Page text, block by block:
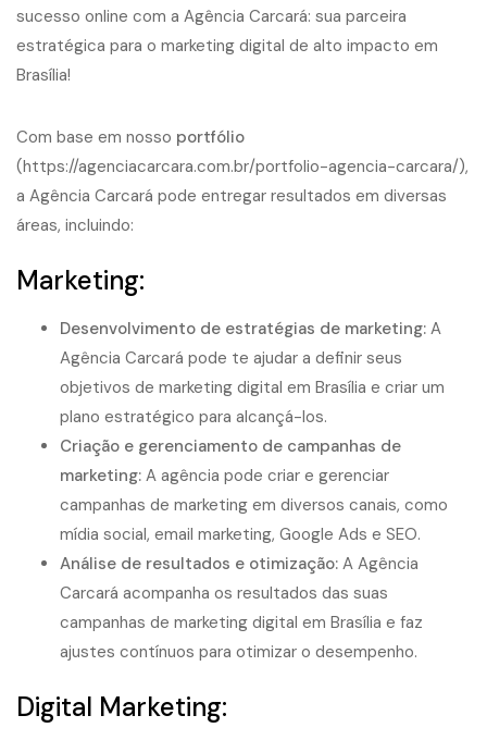
Com base em nosso portfólio
(https://agenciacarcara.com.br/portfolio-agencia-carcara/),
a Agência Carcará pode entregar resultados em diversas
áreas, incluindo:
Marketing:
Desenvolvimento de estratégias de marketing: A
Agência Carcará pode te ajudar a definir seus
objetivos de marketing digital em Brasília e criar um
plano estratégico para alcançá-los.
Criação e gerenciamento de campanhas de
marketing: A agência pode criar e gerenciar
campanhas de marketing em diversos canais, como
mídia social, email marketing, Google Ads e SEO.
Análise de resultados e otimização: A Agência
Carcará acompanha os resultados das suas
campanhas de marketing digital em Brasília e faz
ajustes contínuos para otimizar o desempenho.
Digital Marketing: